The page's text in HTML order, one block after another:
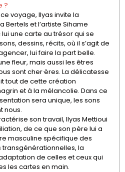
?
voyage, Ilyas invite la
Bertels et l’artiste Sihame
une carte au trésor qui se
dessins, récits, où il s’agit de
lui faire la part belle.
fleur, mais aussi les êtres
sont cher·ères. La délicatesse
tout de cette création
et à la mélancolie. Dans ce
sera unique, les sons
nous.
son travail, Ilyas Mettioui
de ce que son père lui a
masculine spécifique des
la
de celles et ceux qui
les cartes en main.